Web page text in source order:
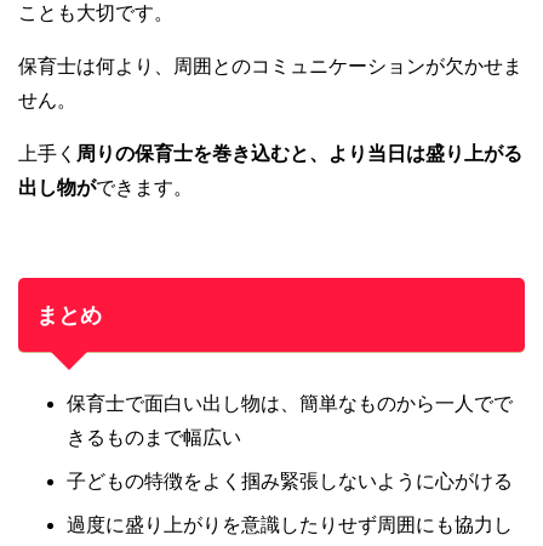
ことも大切です。
保育士は何より、周囲とのコミュニケーションが欠かせま
せん。
上手く 周りの保育士を巻き込むと、より当日は盛り上がる
出し物ができます。
まとめ
保育士で面白い出し物は、簡単なものから一人でで
きるものまで幅広い
子どもの特徴をよく掴み緊張しないように心がける
過度に盛り上がりを意識したりせず周囲にも協力し